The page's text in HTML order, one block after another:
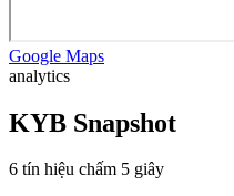
Google Maps
analytics
KYB Snapshot
6 tín hiệu chấm 5 giây